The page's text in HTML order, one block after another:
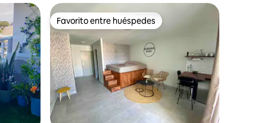
Favorito entre huéspedes
Favorito entre huéspedes